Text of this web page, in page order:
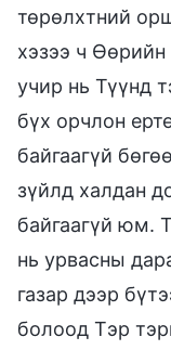
төрөлхтний
хэзээ ч Өөрийн
учир нь Түүнд
бүх орчлон
байгаагүй
зүйлд халдан
байгаагүй юм.
нь урвасны
газар дээр
болоод Тэр